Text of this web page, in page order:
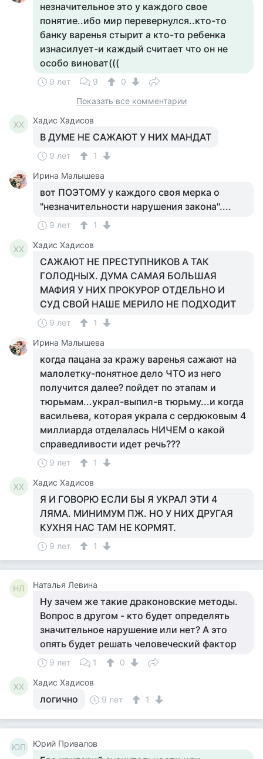
незначительное это у каждого свое
понятие..ибо мир перевернулся..кто-то
банку варенья стырит а кто-то ребенка
изнасилует-и каждый считает что он не
особо виноват(((
9 лет 9
0
Показать все комментарии
ХХ Хадис Хадисов
В ДУМЕ НЕ САЖАЮТ У НИХ МАНДАТ
9 лет
1
Ирина Малышева
вот ПОЭТОМУ у каждого своя мерка о
"незначительности нарушения закона"....
9 лет 1
ХХ Хадис Хадисов
САЖАЮТ НЕ ПРЕСТУПНИКОВ А ТАК
ГОЛОДНЫХ. ДУМА САМАЯ БОЛЬШАЯ
МАФИЯ У НИХ ПРОКУРОР ОТДЕЛЬНО И
СУД СВОЙ НАШЕ МЕРИЛО НЕ ПОДХОДИТ
9 лет
1
Ирина Малышева
когда пацана за кражу варенья сажают на
малолетку-понятное дело ЧТО из него
получится далее? пойдет по этапам и
тюрьмам...украл-выпил-в тюрьму...и когда
васильева, которая украла с сердюковым 4
миллиарда отделалась НИЧЕМ о какой
справедливости идет речь???
9 лет 1
ХХ Хадис Хадисов
Я И ГОВОРЮ ЕСЛИ БЫ Я УКРАЛ ЭТИ 4
ЛЯМА. МИНИМУМ ПЖ. НО У НИХ ДРУГАЯ
КУХНЯ НАС ТАМ НЕ КОРМЯТ.
9 лет 1
НЛ Наталья Левина
Ну зачем же такие драконовские методы.
Вопрос в другом - кто будет определять
значительное нарушение или нет? А это
опять будет решать человеческий фактор
9 лет 1 0
ХХ Хадис Хадисов
логично 9 лет 1
ЮП Юрий Привалов